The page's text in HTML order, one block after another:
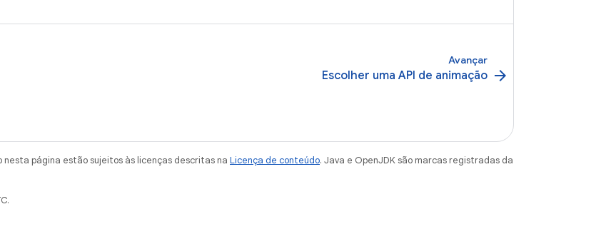
Avançar
Escolher uma API de animação arrow_forward
nesta página estão sujeitos às licenças descritas na Licença de conteúdo. Java e OpenJDK são marcas registradas da